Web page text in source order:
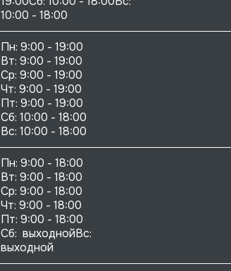
10:00 - 18:00
Пн: 9:00 - 19:00
Вт: 9:00 - 19:00
Ср: 9:00 - 19:00
Чт: 9:00 - 19:00
Пт: 9:00 - 19:00
Сб: 10:00 - 18:00
Пн: 9:00 - 18:00
Вт: 9:00 - 18:00
Ср: 9:00 - 18:00
Чт: 9:00 - 18:00
Пт: 9:00 - 18:00
Сб:  выходнойВс:
выходной